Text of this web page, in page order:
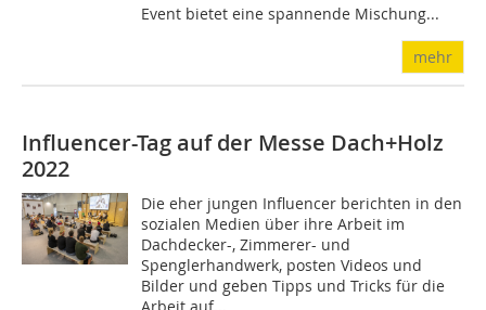
Event bietet eine spannende Mischung...
mehr
Influencer-Tag auf der Messe Dach+Holz
2022
Die eher jungen Influencer berichten in den
sozialen Medien über ihre Arbeit im
Dachdecker-, Zimmerer- und
Spenglerhandwerk, posten Videos und
Bilder und geben Tipps und Tricks für die